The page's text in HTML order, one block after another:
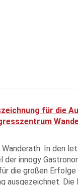
für die
Wanderath. In den
der innogy
die großen Erfolge
ausgezeichnet. Die